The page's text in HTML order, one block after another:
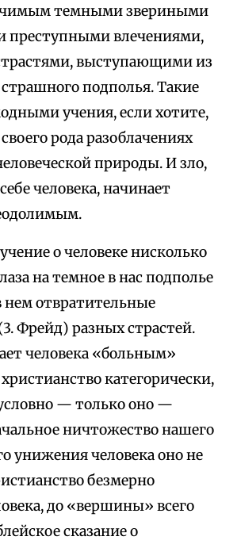
темными звериными
преступными влечениями,
выступающими из
подполья. Такие
учения, если хотите,
рода разоблачениях
природы. И зло,
человека, начинает
о человеке нисколько
на темное в нас подполье
отвратительные
Фрейд) разных страстей.
человека «больным»
категорически,
— только оно —
ничтожество нашего
унижения человека оно не
безмерно
до «вершины» всего
сказание о